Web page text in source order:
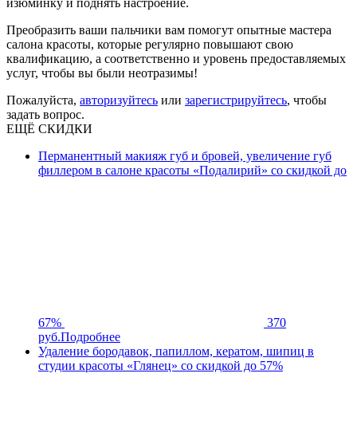
Преобразить ваши пальчики вам помогут опытные мастера
салона красоты, которые регулярно повышают свою
квалификацию, а соответственно и уровень предоставляемых
услуг, чтобы вы были неотразимы!
Пожалуйста, авторизуйтесь или зарегистрируйтесь, чтобы
задать вопрос.
ЕЩЁ СКИДКИ
Перманентный макияж губ и бровей, увеличение губ
филлером в салоне красоты «Подалирий» со скидкой до
67%
370
руб.Подробнее
Удаление бородавок, папиллом, кератом, шипиц в
студии красоты «Глянец» со скидкой до 57%